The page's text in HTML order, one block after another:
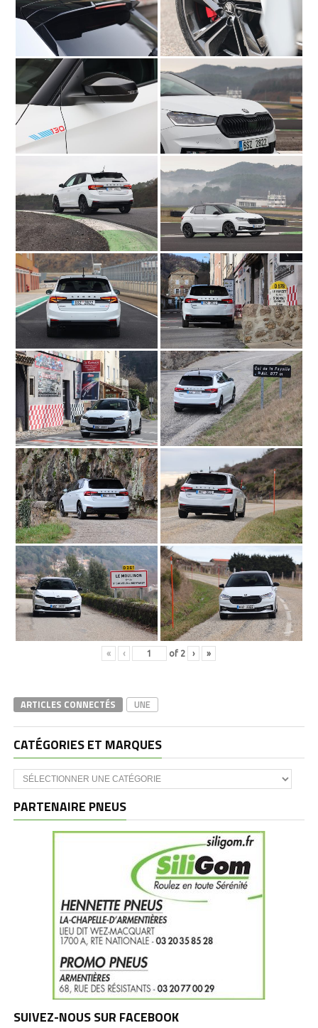
« ‹ of 2 › »
ARTICLES CONNECTÉS UNE
CATÉGORIES ET MARQUES
Catégories
et
PARTENAIRE PNEUS
SUIVEZ-NOUS SUR FACEBOOK